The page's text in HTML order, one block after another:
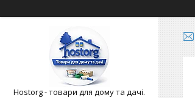
Hostorg - товари для дому та дачі.